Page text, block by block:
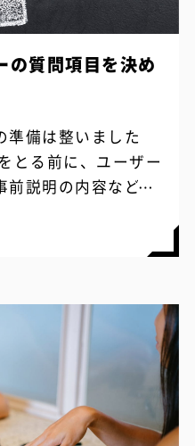
の質問項目を決め
準備は整いました
とる前に、ユーザー
説明の内容などを